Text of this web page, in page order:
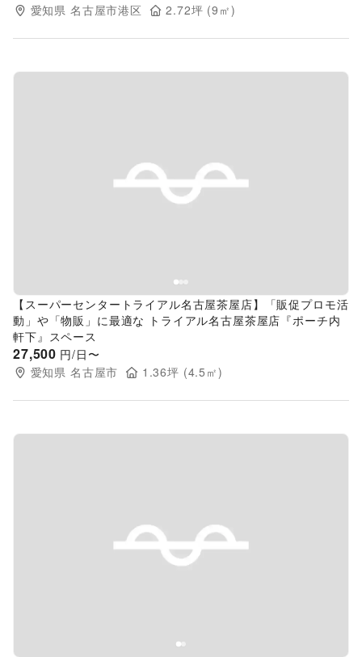
愛知県 名古屋市港区 2.72坪 (9 ㎡)
Previous slide
【スーパーセンタートライアル名古屋茶屋店】「販促プロモ活
動」や「物販」に最適な トライアル名古屋茶屋店『ポーチ内
軒下』スペース
27,500 円/日〜
愛知県 名古屋市 1.36坪 (4.5 ㎡)
Previous slide